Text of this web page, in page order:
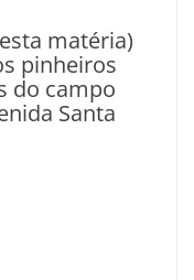
matéria)
pinheiros
do campo
Santa